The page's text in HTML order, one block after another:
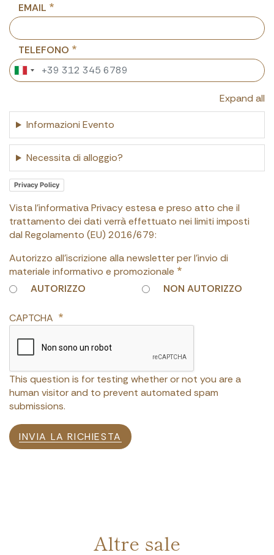
EMAIL
TELEFONO
Expand all
Informazioni Evento
Necessita di alloggio?
Privacy Policy
Vista l'informativa Privacy estesa e preso atto che il
trattamento dei dati verrà effettuato nei limiti imposti
dal Regolamento (EU) 2016/679:
Autorizzo all'iscrizione alla newsletter per l'invio di
materiale informativo e promozionale
AUTORIZZO
NON AUTORIZZO
CAPTCHA
This question is for testing whether or not you are a
human visitor and to prevent automated spam
submissions.
INVIA LA RICHIESTA
Altre sale